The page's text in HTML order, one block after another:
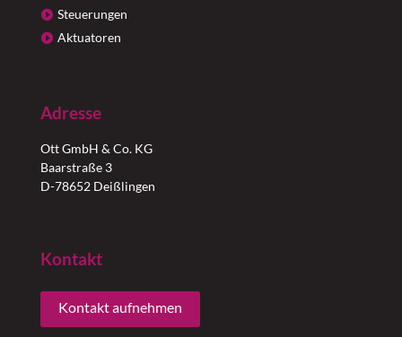
Steuerungen
Aktuatoren
Adresse
Ott GmbH & Co. KG
Baarstraße 3
D-78652 Deißlingen
Kontakt
Kontakt aufnehmen